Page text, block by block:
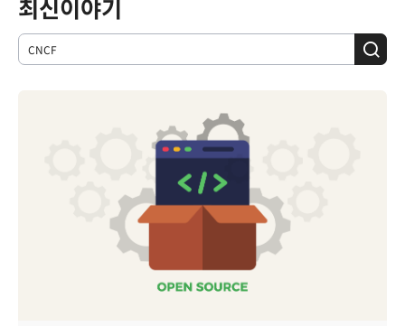
최신이야기